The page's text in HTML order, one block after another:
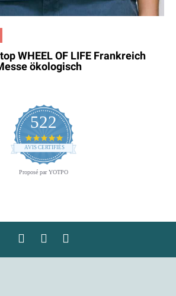
WHEEL OF LIFE Frankreich
ökologisch
522
4.8
star
rating
AVIS CERTIFIÉS
Proposé par YOTPO